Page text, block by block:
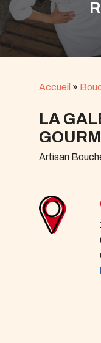
Accueil »
LA
Artisan